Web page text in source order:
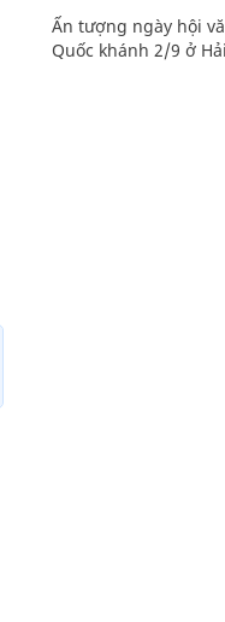
Ấn tượng ngày hội
Quốc khánh 2/9 ở